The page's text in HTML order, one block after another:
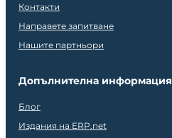
Контакти
Направете запитване
Нашите партньори
Допълнителна информация
Блог
Издания на ERP.net